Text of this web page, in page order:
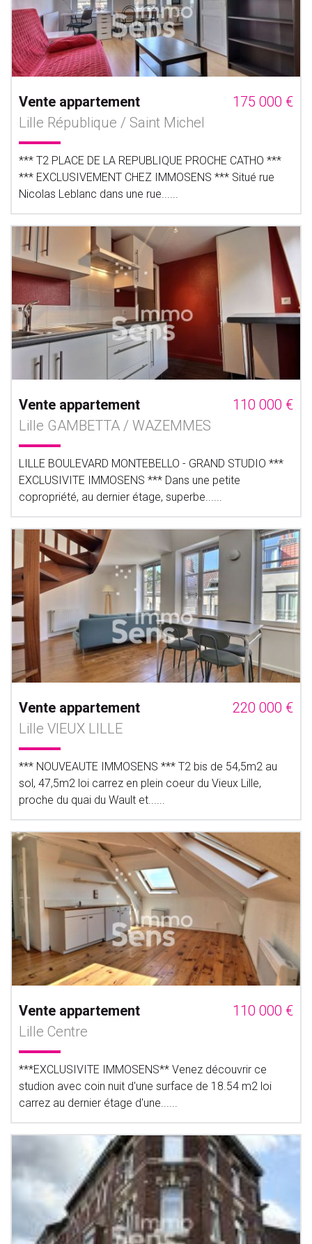
Vente appartement
175 000 €
Lille République / Saint Michel
*** T2 PLACE DE LA REPUBLIQUE PROCHE CATHO ***
*** EXCLUSIVEMENT CHEZ IMMOSENS *** Situé rue
Nicolas Leblanc dans une rue......
Vente appartement
110 000 €
Lille GAMBETTA / WAZEMMES
LILLE BOULEVARD MONTEBELLO - GRAND STUDIO ***
EXCLUSIVITE IMMOSENS *** Dans une petite
copropriété, au dernier étage, superbe......
Vente appartement
220 000 €
Lille VIEUX LILLE
*** NOUVEAUTE IMMOSENS *** T2 bis de 54,5m2 au
sol, 47,5m2 loi carrez en plein coeur du Vieux Lille,
proche du quai du Wault et......
Vente appartement
110 000 €
Lille Centre
***EXCLUSIVITE IMMOSENS** Venez découvrir ce
studion avec coin nuit d'une surface de 18.54 m2 loi
carrez au dernier étage d'une......